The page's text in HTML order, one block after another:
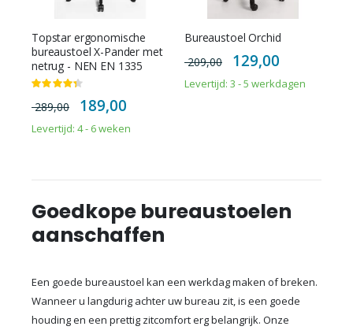
Topstar ergonomische
bureaustoel X-Pander met
netrug - NEN EN 1335
Waardering:
289,00
Special
Price
189,00
Levertijd: 4 - 6 weken
Bureaustoel Orchid
209,00
Special
Price
129,00
Levertijd: 3 - 5 werkdagen
Goedkope bureaustoelen
aanschaffen
Een goede bureaustoel kan een werkdag maken of breken.
Wanneer u langdurig achter uw bureau zit, is een goede
houding en een prettig zitcomfort erg belangrijk. Onze